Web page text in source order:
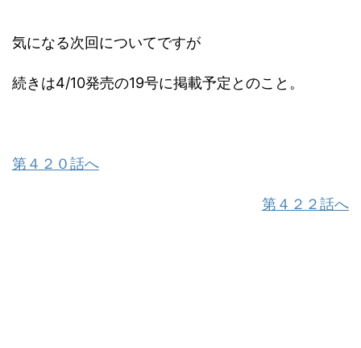
気になる次回についてですが
続きは4/10発売の19号に掲載予定とのこと。
第４２０話へ
第４２２話へ